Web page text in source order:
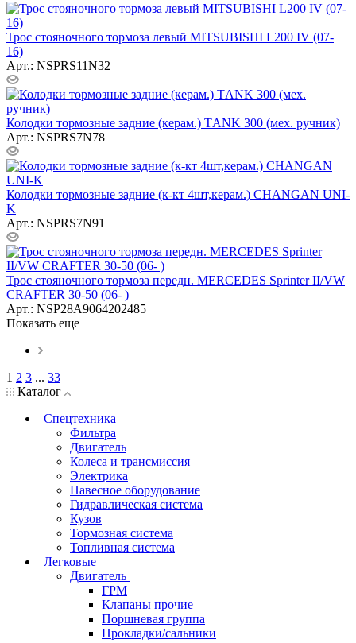
Трос стояночного тормоза левый MITSUBISHI L200 IV (07-
16)
Арт.: NSPRS11N32
Колодки тормозные задние (керам.) ТANK 300 (мех. ручник)
Арт.: NSPRS7N78
Колодки тормозные задниe (к-кт 4шт,керам.) CHANGAN UNI-
K
Арт.: NSPRS7N91
Трос стояночного тормоза передн. MERCEDES Sprinter II/VW
CRAFTER 30-50 (06- )
Арт.: NSP28A9064202485
Показать еще
1 2 3 ... 33
Каталог
Спецтехника
Фильтра
Двигатель
Колеса и трансмиссия
Электрика
Навесное оборудование
Гидравлическая система
Кузов
Тормозная система
Топливная система
Легковые
Двигатель
ГРМ
Клапаны прочие
Поршневая группа
Прокладки/сальники